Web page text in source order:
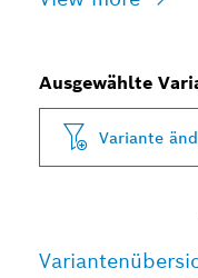
Ausgewählte
Variante